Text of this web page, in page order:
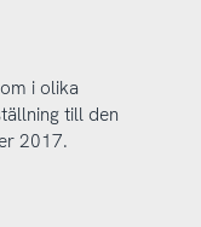
i olika
till den
2017.